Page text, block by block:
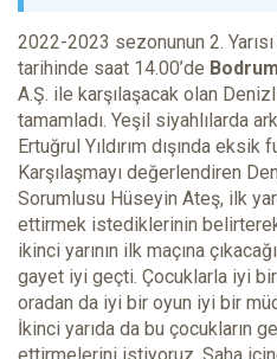
2022-2023 sezonunun 2.
tarihinde saat 14.00’de Bodrum
A.Ş. ile karşılaşacak olan
tamamladı. Yeşil siyahlılarda
Ertuğrul Yıldırım dışında
Karşılaşmayı değerlendiren
Sorumlusu Hüseyin Ateş, ilk
ettirmek istediklerinin
ikinci yarının ilk maçına
gayet iyi geçti. Çocuklarla iyi
oradan da iyi bir oyun iyi bir
İkinci yarıda da bu çocukların